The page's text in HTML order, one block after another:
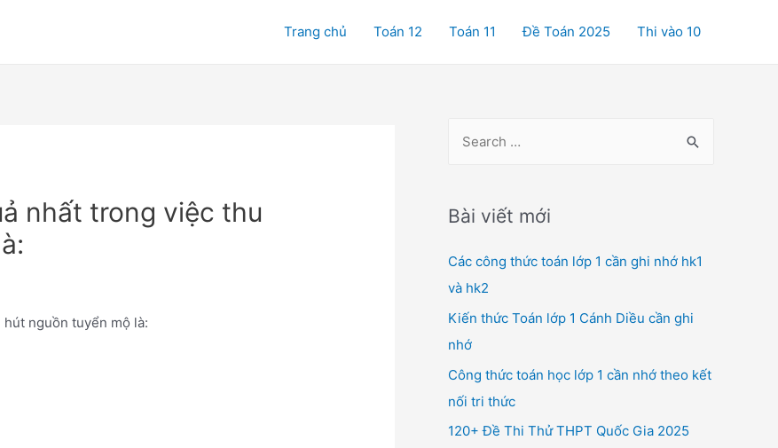
Trang chủ Toán 12 Toán 11 Đề Toán 2025 Thi vào 10
nhất trong việc thu
nguồn tuyển mộ là:
r
h
f
o
r
:
Bài viết mới
Các công thức toán lớp 1 cần ghi nhớ hk1
và hk2
Kiến thức Toán lớp 1 Cánh Diều cần ghi
nhớ
Công thức toán học lớp 1 cần nhớ theo kết
nối tri thức
120+ Đề Thi Thử THPT Quốc Gia 2025